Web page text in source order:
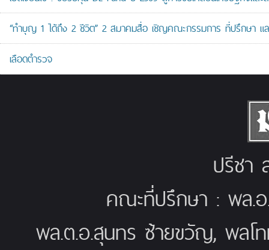
“ทำบุญ 1 ได้ถึง 2 ชีวิต” 2 สมาคมสื่อ เชิญคณะกรรมการ ที่ปรึกษา แ
เลือดตำรวจ
ปรีชา
คณะที่ปรึกษา : พล.
พล.ต.อ.สุนทร ซ้ายขวัญ, พล